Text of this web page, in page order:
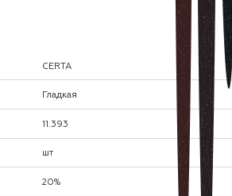
CERTA
Гладкая
11.393
шт
20%